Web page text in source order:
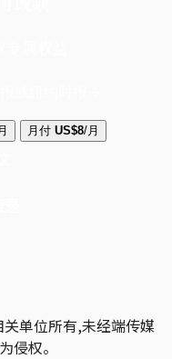
月付 US$8/月
关单位所有,未经端传媒
侵权。